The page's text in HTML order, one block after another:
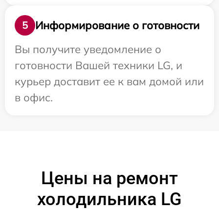
5
Информирование о готовности
Вы получите уведомление о
готовности Вашей техники LG, и
курьер доставит ее к вам домой или
в офис.
Цены на ремонт
холодильника LG